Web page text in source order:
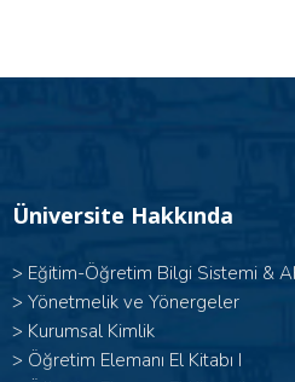
Üniversite Hakkında
> Eğitim-Öğretim Bilgi Sistemi &
> Yönetmelik ve Yönergeler
> Kurumsal Kimlik
> Öğretim Elemanı El Kitabı I